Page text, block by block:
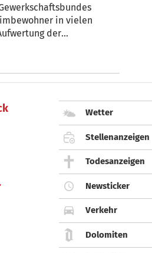
in vielen
der
Wetter
Stellenanzeigen
Todesanzeigen
Newsticker
Verkehr
Dolomiten